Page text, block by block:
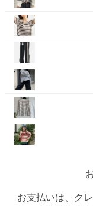
お支払いは、ク